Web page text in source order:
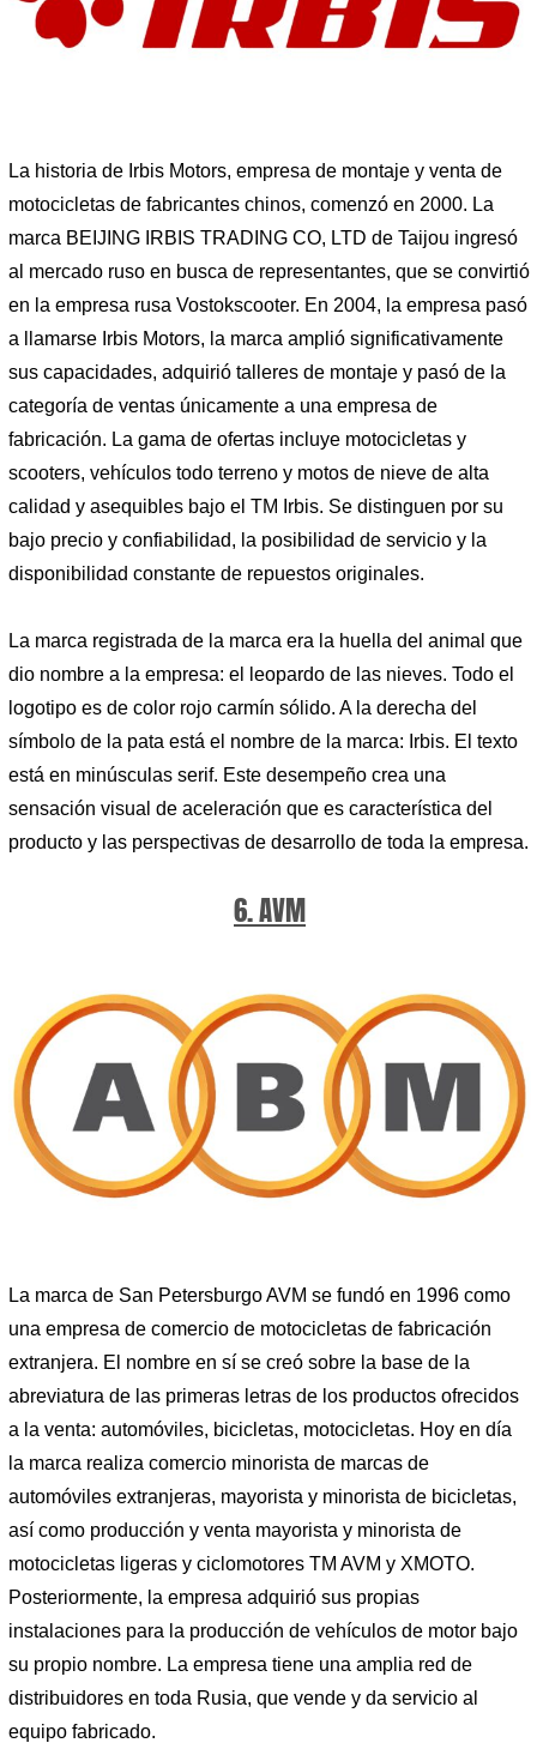
La historia de Irbis Motors, empresa de montaje y venta de
motocicletas de fabricantes chinos, comenzó en 2000. La
marca BEIJING IRBIS TRADING CO, LTD de Taijou ingresó
al mercado ruso en busca de representantes, que se convirtió
en la empresa rusa Vostokscooter. En 2004, la empresa pasó
a llamarse Irbis Motors, la marca amplió significativamente
sus capacidades, adquirió talleres de montaje y pasó de la
categoría de ventas únicamente a una empresa de
fabricación. La gama de ofertas incluye motocicletas y
scooters, vehículos todo terreno y motos de nieve de alta
calidad y asequibles bajo el TM Irbis. Se distinguen por su
bajo precio y confiabilidad, la posibilidad de servicio y la
disponibilidad constante de repuestos originales.
La marca registrada de la marca era la huella del animal que
dio nombre a la empresa: el leopardo de las nieves. Todo el
logotipo es de color rojo carmín sólido. A la derecha del
símbolo de la pata está el nombre de la marca: Irbis. El texto
está en minúsculas serif. Este desempeño crea una
sensación visual de aceleración que es característica del
producto y las perspectivas de desarrollo de toda la empresa.
6. AVM
La marca de San Petersburgo AVM se fundó en 1996 como
una empresa de comercio de motocicletas de fabricación
extranjera. El nombre en sí se creó sobre la base de la
abreviatura de las primeras letras de los productos ofrecidos
a la venta: automóviles, bicicletas, motocicletas. Hoy en día
la marca realiza comercio minorista de marcas de
automóviles extranjeras, mayorista y minorista de bicicletas,
así como producción y venta mayorista y minorista de
motocicletas ligeras y ciclomotores TM AVM y XMOTO.
Posteriormente, la empresa adquirió sus propias
instalaciones para la producción de vehículos de motor bajo
su propio nombre. La empresa tiene una amplia red de
distribuidores en toda Rusia, que vende y da servicio al
equipo fabricado.